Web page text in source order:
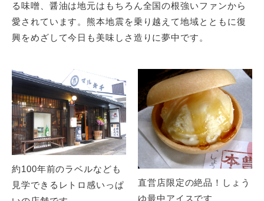
る味噌、醤油は地元はもちろん全国の根強いファンから
愛されています。熊本地震を乗り越えて地域とともに復
興をめざして今日も美味しさ造りに夢中です。
約100年前のラベルなども
見学できるレトロ感いっぱ
直営店限定の絶品！しょう
ゆ最中アイスです